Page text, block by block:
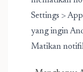
Settings >
yang ingin
Matikan